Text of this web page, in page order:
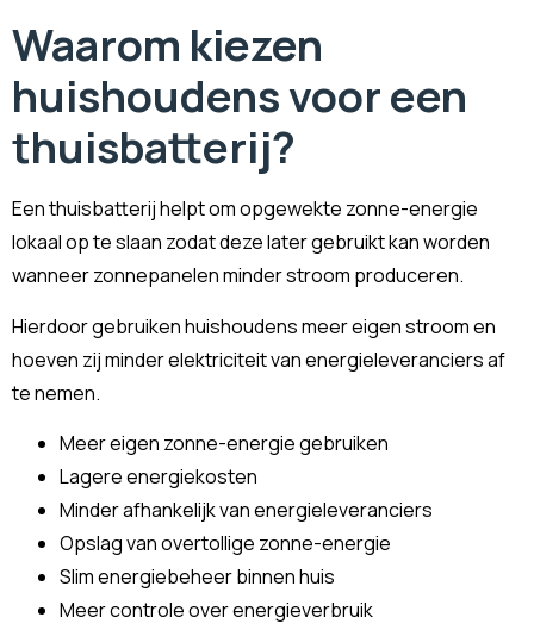
Waarom kiezen
huishoudens voor een
thuisbatterij?
Een thuisbatterij helpt om opgewekte zonne-energie
lokaal op te slaan zodat deze later gebruikt kan worden
wanneer zonnepanelen minder stroom produceren.
Hierdoor gebruiken huishoudens meer eigen stroom en
hoeven zij minder elektriciteit van energieleveranciers af
te nemen.
Meer eigen zonne-energie gebruiken
Lagere energiekosten
Minder afhankelijk van energieleveranciers
Opslag van overtollige zonne-energie
Slim energiebeheer binnen huis
Meer controle over energieverbruik